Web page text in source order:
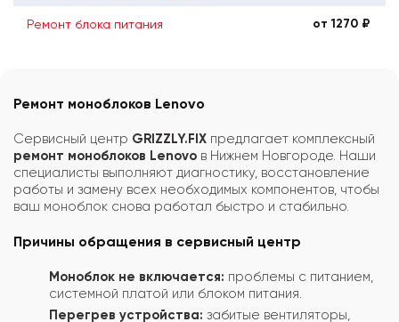
Ремонт блока питания от 1270 ₽
Ремонт моноблоков Lenovo
Сервисный центр GRIZZLY.FIX предлагает комплексный
ремонт моноблоков Lenovo в Нижнем Новгороде. Наши
специалисты выполняют диагностику, восстановление
работы и замену всех необходимых компонентов, чтобы
ваш моноблок снова работал быстро и стабильно.
Причины обращения в сервисный центр
Моноблок не включается: проблемы с питанием,
системной платой или блоком питания.
Перегрев устройства: забитые вентиляторы,